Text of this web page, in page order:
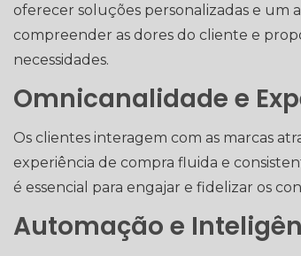
oferecer soluções personalizadas e um
compreender as dores do cliente e
necessidades.
Omnicanalidade e
Os clientes interagem com as marcas
experiência de compra fluida e
é essencial para engajar e fidelizar os
Automação e